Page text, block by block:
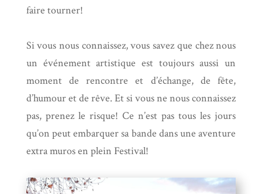
faire tourner!
Si vous nous connaissez, vous savez que chez nous
un événement artistique est toujours aussi un
moment de rencontre et d’échange, de fête,
d’humour et de rêve. Et si vous ne nous connaissez
pas, prenez le risque! Ce n’est pas tous les jours
qu’on peut embarquer sa bande dans une aventure
extra muros en plein Festival!